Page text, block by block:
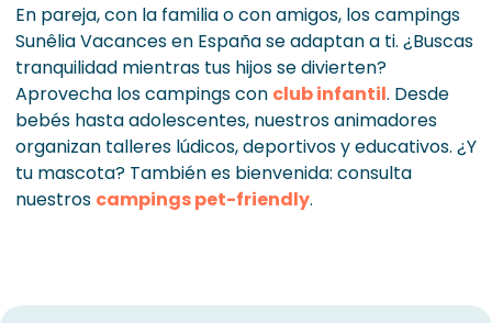
En pareja, con la familia o con amigos, los campings
Sunêlia Vacances en España se adaptan a ti. ¿Buscas
tranquilidad mientras tus hijos se divierten?
Aprovecha los campings con club infantil. Desde
bebés hasta adolescentes, nuestros animadores
organizan talleres lúdicos, deportivos y educativos. ¿Y
tu mascota? También es bienvenida: consulta
nuestros campings pet-friendly.